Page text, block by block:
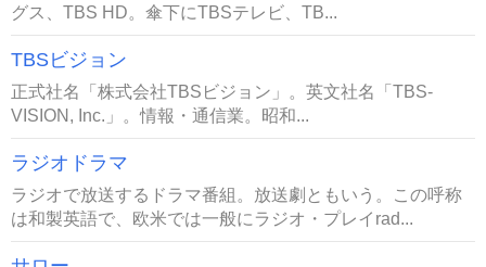
グス、TBS HD。傘下にTBSテレビ、TB...
TBSビジョン
正式社名「株式会社TBSビジョン」。英文社名「TBS-
VISION, Inc.」。情報・通信業。昭和...
ラジオドラマ
ラジオで放送するドラマ番組。放送劇ともいう。この呼称
は和製英語で、欧米では一般にラジオ・プレイrad...